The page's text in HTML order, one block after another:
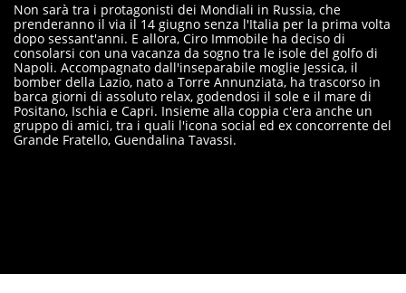
Non sarà tra i protagonisti dei Mondiali in Russia, che
prenderanno il via il 14 giugno senza l'Italia per la prima volta
dopo sessant'anni. E allora, Ciro Immobile ha deciso di
consolarsi con una vacanza da sogno tra le isole del golfo di
Napoli. Accompagnato dall'inseparabile moglie Jessica, il
bomber della Lazio, nato a Torre Annunziata, ha trascorso in
barca giorni di assoluto relax, godendosi il sole e il mare di
Positano, Ischia e Capri. Insieme alla coppia c'era anche un
gruppo di amici, tra i quali l'icona social ed ex concorrente del
Grande Fratello, Guendalina Tavassi.